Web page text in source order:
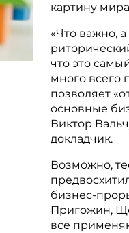
картину
«Что важно,
что это
много всего
позволяет
основные
Виктор
докладчик.
Возможно,
бизнес-
Пригожин,
все